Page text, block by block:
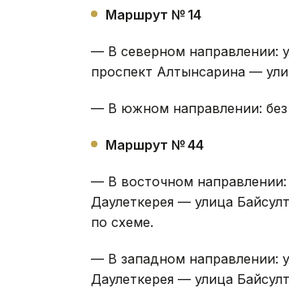
Маршрут № 14
— В северном направлении:
проспект Алтынсарина —
— В южном направлении: без
Маршрут № 44
— В восточном
Даулеткерея — улица
по схеме.
— В западном направлении:
Даулеткерея — улица